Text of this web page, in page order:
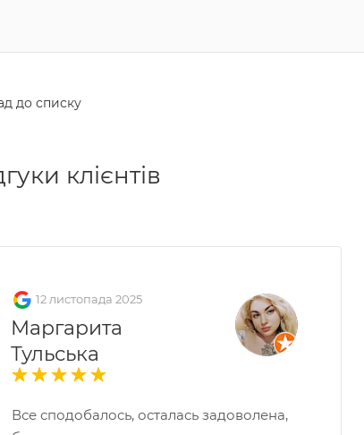
до списку
клієнтів
12 листопада 2025
Маргарита
Тульська
Все сподобалось, осталась задоволена,